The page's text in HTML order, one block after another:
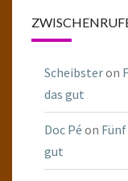
Scheibsteron
das gut
Doc Pé on
gut